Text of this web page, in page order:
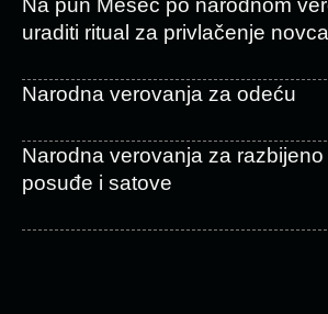
Na pun Mesec po narodnom
uraditi ritual za privlačenje novca
Narodna verovanja za odeću
Narodna verovanja za
posuđe i satove